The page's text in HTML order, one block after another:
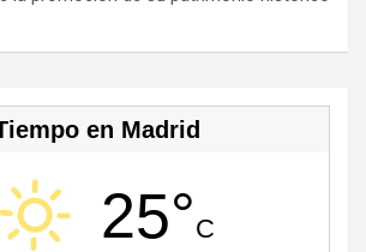
el
en Madrid
25°C